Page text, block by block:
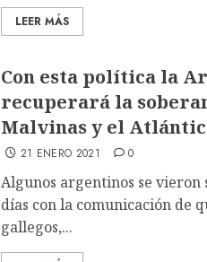
LEER MÁS
Con esta política la
recuperará la
Malvinas y el
21 ENERO 2021 0
Algunos argentinos se vieron
días con la comunicación de
gallegos,...